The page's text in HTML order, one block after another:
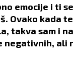
emocije i ti
Ovako kada
takva sam i
ali